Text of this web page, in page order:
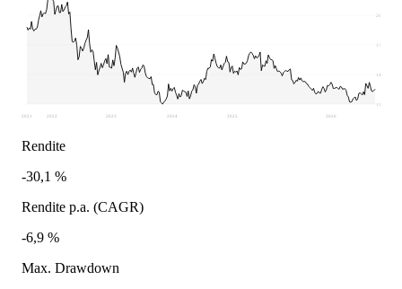
119,78
147,2
174,61
202,03
2021 2022 2023 2024 2025 2026
Rendite
-30,1 %
Rendite p.a. (CAGR)
-6,9 %
Max. Drawdown